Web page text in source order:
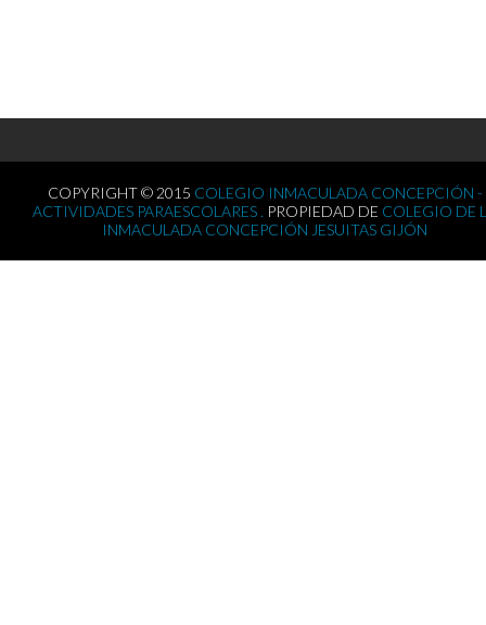
COPYRIGHT © 2015 COLEGIO INMACULADA CONCEPCIÓN -
ACTIVIDADES PARAESCOLARES . PROPIEDAD DE COLEGIO DE
INMACULADA CONCEPCIÓN JESUITAS GIJÓN